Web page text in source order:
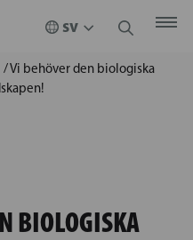
/Vi behöver den biologiska
BIOLOGISKA